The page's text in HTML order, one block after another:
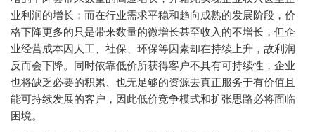
业利润的增长；而在行业需求平稳和趋向成熟的发展阶段，价
格下降更多的只是带来数量的微增长甚至收入的不增长，但企
业经营成本因人工、社保、环保等因素却在持续上升，故利润
反而会下降。同时依靠低价所获得客户不具有可持续性，企业
也将缺乏必要的积累、也无足够的资源去真正服务于有价值且
能可持续发展的客户，因此低价竞争模式和扩张思路必将面临
困境。